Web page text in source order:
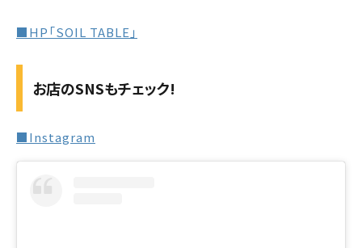
■HP「SOIL TABLE」
お店のSNSもチェック!
■Instagram